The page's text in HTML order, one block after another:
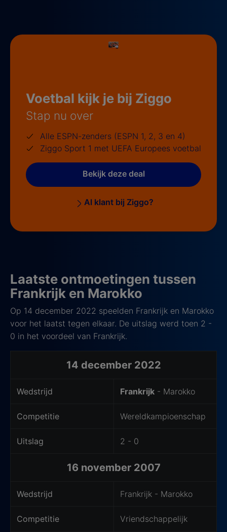
Voetbal kijk je bij Ziggo
Stap nu over
Alle ESPN-zenders (ESPN 1, 2, 3 en 4)
Ziggo Sport 1 met UEFA Europees voetbal
Bekijk deze deal
Al klant bij Ziggo?
Laatste ontmoetingen tussen
Frankrijk en Marokko
Op 14 december 2022 speelden Frankrijk en Marokko
voor het laatst tegen elkaar. De uitslag werd toen 2 -
0 in het voordeel van Frankrijk.
14 december 2022
Wedstrijd Frankrijk - Marokko
Competitie Wereldkampioenschap
Uitslag 2 - 0
16 november 2007
Wedstrijd Frankrijk - Marokko
Competitie Vriendschappelijk